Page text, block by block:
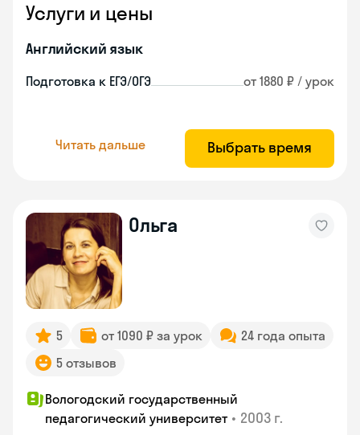
Услуги и цены
Английский язык
Подготовка к ЕГЭ/ОГЭ от 1880 ₽ / урок
Читать дальше Выбрать время
Ольга
5 от 1090 ₽ за урок
24 года опыта
5 отзывов
Вологодский государственный
педагогический университет • 2003 г.